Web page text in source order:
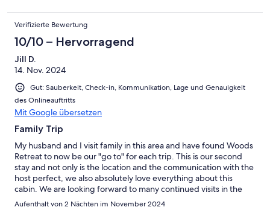
Verifizierte Bewertung
10/10 – Hervorragend
Jill D.
14. Nov. 2024
Gut: Sauberkeit, Check-in, Kommunikation, Lage und Genauigkeit
des Onlineauftritts
Mit Google übersetzen
Family Trip
My husband and I visit family in this area and have found Woods
Retreat to now be our "go to" for each trip. This is our second
stay and not only is the location and the communication with the
host perfect, we also absolutely love everything about this
cabin. We are looking forward to many continued visits in the
future! Jill and Jim
Aufenthalt von 2 Nächten im November 2024